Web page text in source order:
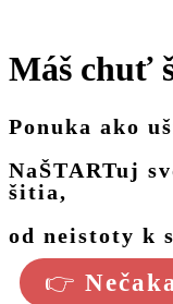
Máš chuť
Ponuka ako
NaŠTARTuj
šitia,
od neistoty k
👉